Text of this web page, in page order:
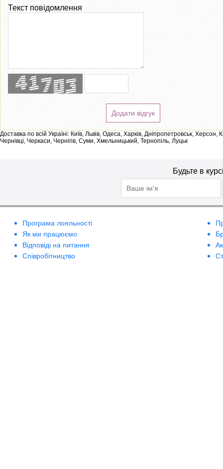
Текст повідомлення
Додати відгук
Доставка по всій Україні: Київ, Львів, Одеса, Харків, Дніпропетровськ,
Чернівці, Черкаси, Чернігів, Суми, Хмельницький, Тернопіль, Луцьк
Будьте в
Програма лояльності
Як ми працюємо
Відповіді на питання
Співробітництво